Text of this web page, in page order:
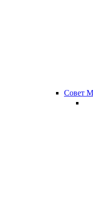
Совет